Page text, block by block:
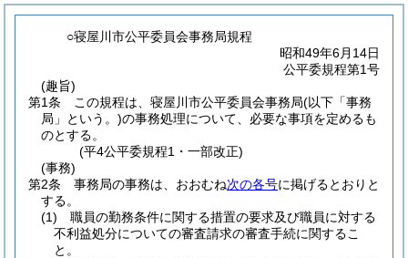
○寝屋川市公平委員会事務局規程
昭和49年6月14日
公平委規程第1号
(趣旨)
第1条
この規程は、寝屋川市公平委員会事務局(以下「事務
局」という。)の事務処理について、必要な事項を定めるも
のとする。
(平4公平委規程1・一部改正)
(事務)
第2条
事務局の事務は、おおむね次の各号に掲げるとおりと
する。
(1)
職員の勤務条件に関する措置の要求及び職員に対する
不利益処分についての審査請求の審査手続に関するこ
と。